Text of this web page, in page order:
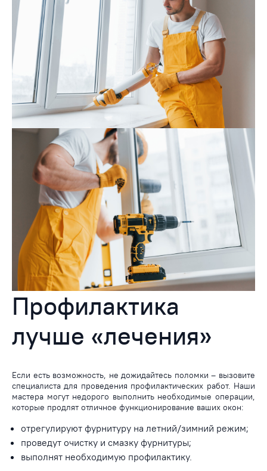
Профилактика
лучше «лечения»
Если есть возможность, не дожидайтесь поломки – вызовите
специалиста для проведения профилактических работ. Наши
мастера могут недорого выполнить необходимые операции,
которые продлят отличное функционирование ваших окон:
отрегулируют фурнитуру на летний/зимний режим;
проведут очистку и смазку фурнитуры;
выполнят необходимую профилактику.